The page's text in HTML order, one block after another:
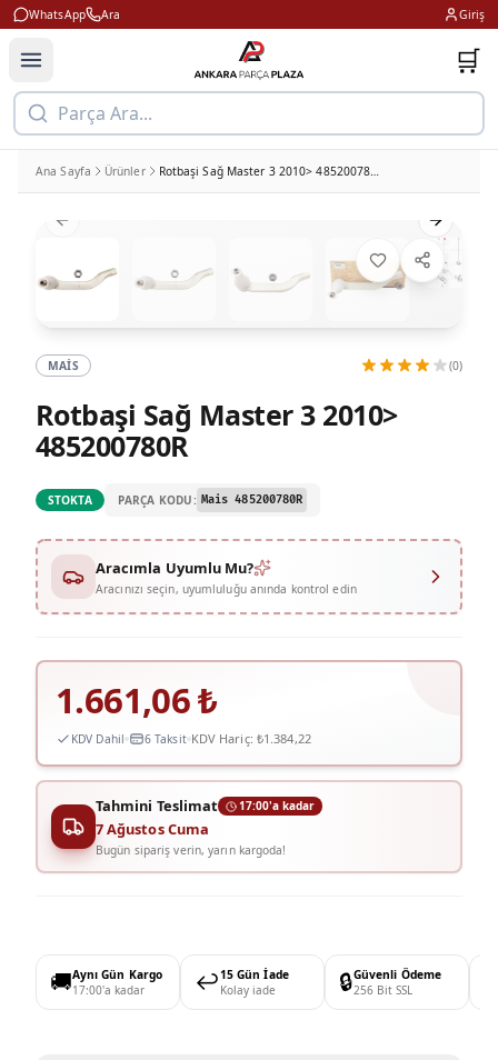
WhatsApp Ara Giriş
🛒
Parça Ara...
Ana Sayfa Ürünler Rotbaşi Sağ Master 3 2010> 485200780R
Previous slide Next
MAIS (0)
Rotbaşi Sağ Master 3 2010>
485200780R
STOKTA PARÇA KODU: Mais 485200780R
Aracımla Uyumlu Mu?
Aracınızı seçin, uyumluluğu anında kontrol edin
1.661,06₺
KDV Dahil 6 Taksit KDV Hariç: ₺1.384,22
Tahmini Teslimat 17:00'a kadar
7 Ağustos Cuma
Bugün sipariş verin, yarın kargoda!
🚚Aynı Gün Kargo
17:00'a kadar
↩️15 Gün İade
Kolay iade
🔒Güvenli Ödeme
256 Bit SSL